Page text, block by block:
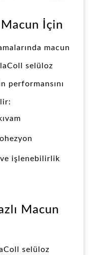
İçin
macun
selüloz
performansını
işlenebilirlik
Macun
selüloz